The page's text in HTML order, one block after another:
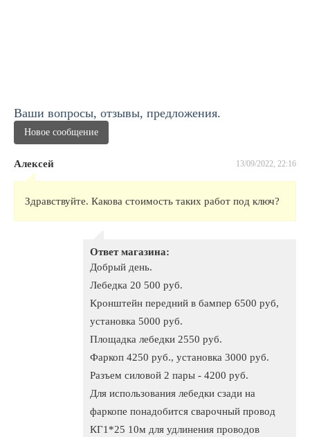
Ваши вопросы, отзывы, предложения.
Новое сообщение
Алексей 13/09/2022, 22:16
Здравствуйте. Какова стоимость таких работ под ключ?
Ответ магазина:
Добрый день.
Лебедка 20 500 руб.
Кронштейн передний в бампер 6500 руб,
установка 5000 руб.
Площадка лебедки 2550 руб.
Фаркоп 4250 руб., установка 3000 руб.
Разъем силовой 2 пары - 4200 руб.
Для использования лебедки сзади на
фаркопе понадобится сварочный провод
КГ1*25 10м для удлинения проводов